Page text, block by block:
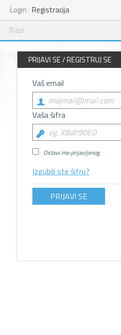
Login Registracija
PRIJAVI SE / REGISTRUJ SE
Vaš email
Vaša šifra
Ostavi me prijavljenog
Izgubili ste šifru?